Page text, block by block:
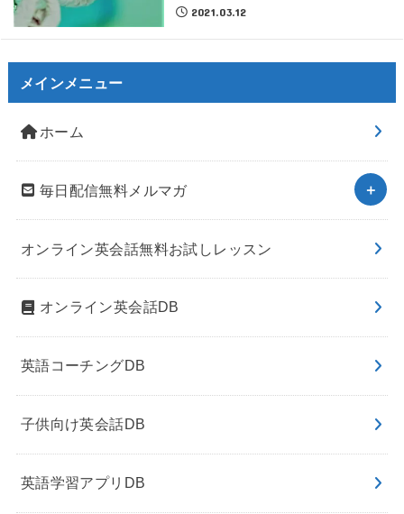
2021.03.12
メインメニュー
ホーム
毎日配信無料メルマガ
オンライン英会話無料お試しレッスン
オンライン英会話DB
英語コーチングDB
子供向け英会話DB
英語学習アプリDB